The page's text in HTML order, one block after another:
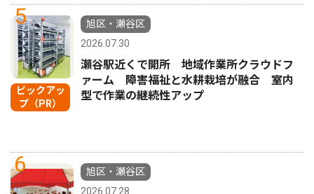
5
ピックアッ
プ（PR）
旭区・瀬谷区
2026.07.30
瀬谷駅近くで開所 地域作業所クラウドフ
ァーム 障害福祉と水耕栽培が融合 室内
型で作業の継続性アップ
6
旭区・瀬谷区
2026.07.28